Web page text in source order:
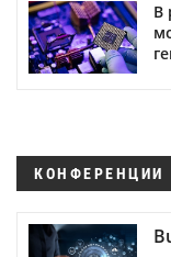
В
КОНФЕРЕНЦИИ